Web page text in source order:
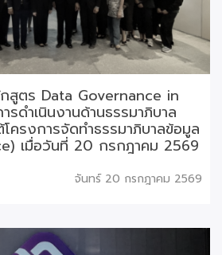
สูตร Data Governance in
ดำเนินงานด้านธรรมาภิบาล
ครงการจัดทำธรรมาภิบาลข้อมูล
เมื่อวันที่ 20 กรกฎาคม 2569
จันทร์ 20 กรกฎาคม 2569